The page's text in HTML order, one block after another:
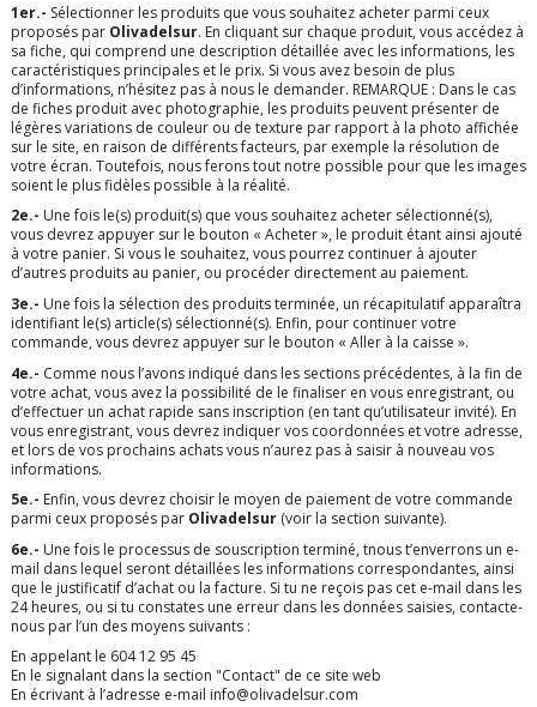
1er.- Sélectionner les produits que vous souhaitez acheter parmi ceux
proposés par Olivadelsur. En cliquant sur chaque produit, vous accédez à
sa fiche, qui comprend une description détaillée avec les informations, les
caractéristiques principales et le prix. Si vous avez besoin de plus
d’informations, n’hésitez pas à nous le demander. REMARQUE : Dans le cas
de fiches produit avec photographie, les produits peuvent présenter de
légères variations de couleur ou de texture par rapport à la photo affichée
sur le site, en raison de différents facteurs, par exemple la résolution de
votre écran. Toutefois, nous ferons tout notre possible pour que les images
soient le plus fidèles possible à la réalité.
2e.- Une fois le(s) produit(s) que vous souhaitez acheter sélectionné(s),
vous devrez appuyer sur le bouton « Acheter », le produit étant ainsi ajouté
à votre panier. Si vous le souhaitez, vous pourrez continuer à ajouter
d’autres produits au panier, ou procéder directement au paiement.
3e.- Une fois la sélection des produits terminée, un récapitulatif apparaîtra
identifiant le(s) article(s) sélectionné(s). Enfin, pour continuer votre
commande, vous devrez appuyer sur le bouton « Aller à la caisse ».
4e.- Comme nous l’avons indiqué dans les sections précédentes, à la fin de
votre achat, vous avez la possibilité de le finaliser en vous enregistrant, ou
d’effectuer un achat rapide sans inscription (en tant qu’utilisateur invité). En
vous enregistrant, vous devrez indiquer vos coordonnées et votre adresse,
et lors de vos prochains achats vous n’aurez pas à saisir à nouveau vos
informations.
5e.- Enfin, vous devrez choisir le moyen de paiement de votre commande
parmi ceux proposés par Olivadelsur (voir la section suivante).
6e.- Une fois le processus de souscription terminé, tnous t’enverrons un e-
mail dans lequel seront détaillées les informations correspondantes, ainsi
que le justificatif d’achat ou la facture. Si tu ne reçois pas cet e-mail dans les
24 heures, ou si tu constates une erreur dans les données saisies, contacte-
nous par l’un des moyens suivants :
En appelant le 604 12 95 45
En le signalant dans la section "Contact" de ce site web
En écrivant à l’adresse e-mail info@olivadelsur.com